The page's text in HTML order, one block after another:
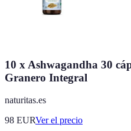
10 x Ashwagandha 30
Granero Integral
naturitas.es
98 EURVer el precio